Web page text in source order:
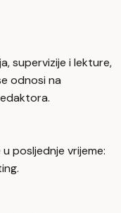
supervizije i lekture,
odnosi na
posljednje vrijeme: